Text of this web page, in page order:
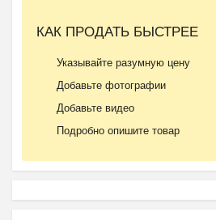
КАК ПРОДАТЬ БЫСТРЕЕ
Указывайте разумную цену
Добавьте фотографии
Добавьте видео
Подробно опишите товар